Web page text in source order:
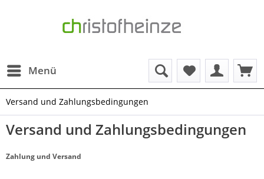
Menü
Versand und Zahlungsbedingungen
Versand und Zahlungsbedingungen
Zahlung und Versand